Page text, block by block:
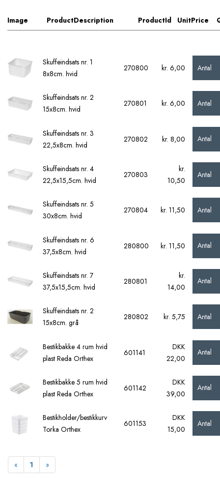
Image ProductDescription ProductId UnitPrice
Skuffeindsats nr. 1
8x8cm. hvid
270800 kr. 6,00 Antal
Skuffeindsats nr. 2
15x8cm. hvid
270801 kr. 6,00 Antal
Skuffeindsats nr. 3
22,5x8cm. hvid
270802 kr. 8,00 Antal
Skuffeindsats nr. 4
22,5x15,5cm. hvid
270803
kr.
10,50
Antal
Skuffeindsats nr. 5
30x8cm. hvid
270804 kr. 11,50 Antal
Skuffeindsats nr. 6
37,5x8cm. hvid
280800 kr. 11,50 Antal
Skuffeindsats nr. 7
37,5x15,5cm. hvid
280801
kr.
14,00
Antal
Skuffeindsats nr. 2
15x8cm. grå
280802 kr. 5,75 Antal
Bestikbakke 4 rum hvid
plast Reda Orthex
601141
DKK
22,00
Antal
Bestikbakke 5 rum hvid
plast Reda Orthex
601142
DKK
39,00
Antal
Bestikholder/bestikkurv
Torka Orthex
601153
DKK
15,00
Antal
« Forrige
1 »Næste